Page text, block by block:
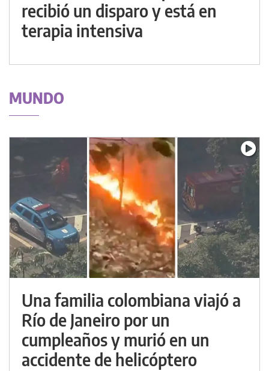
recibió un disparo y está en
terapia intensiva
MUNDO
Una familia colombiana viajó a
Río de Janeiro por un
cumpleaños y murió en un
accidente de helicóptero